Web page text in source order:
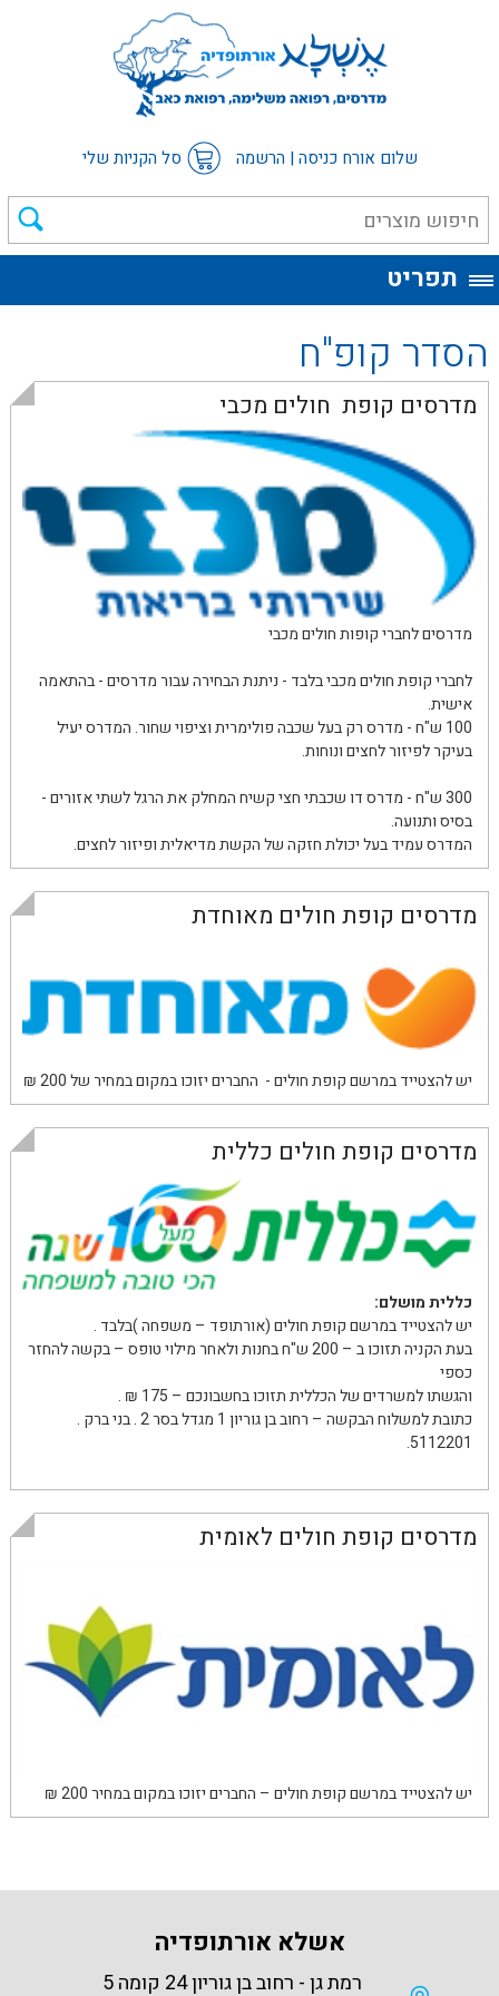
שלום אורח כניסה | הרשמה סל הקניות שלי
תפריט
הסדר קופ"ח
מדרסים קופת חולים מכבי
מדרסים לחברי קופות חולים מכבי
לחברי קופת חולים מכבי בלבד - ניתנת הבחירה עבור מדרסים - בהתאמה
אישית.
100 ש"ח - מדרס רק בעל שכבה פולימרית וציפוי שחור. המדרס יעיל
בעיקר לפיזור לחצים ונוחות.
300 ש"ח - מדרס דו שכבתי חצי קשיח המחלק את הרגל לשתי אזורים -
בסיס ותנועה.
המדרס עמיד בעל יכולת חזקה של הקשת מדיאלית ופיזור לחצים.
מדרסים קופת חולים מאוחדת
יש להצטייד במרשם קופת חולים - החברים יזוכו במקום במחיר של 200 ₪
מדרסים קופת חולים כללית
כללית מושלם:
יש להצטייד במרשם קופת חולים (אורתופד – משפחה )בלבד .
בעת הקניה תזוכו ב – 200 ש"ח בחנות ולאחר מילוי טופס – בקשה להחזר
כספי
והגשתו למשרדים של הכללית תזוכו בחשבונכם – 175 ₪ .
כתובת למשלוח הבקשה – רחוב בן גוריון 1 מגדל בסר 2 . בני ברק .
5112201.
מדרסים קופת חולים לאומית
יש להצטייד במרשם קופת חולים – החברים יזוכו במקום במחיר 200 ₪
אשלא אורתופדיה
רמת גן - רחוב בן גוריון 24 קומה 5